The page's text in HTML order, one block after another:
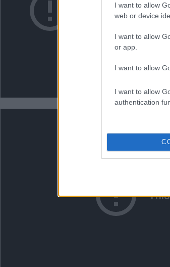
I want to allow
web or device
I want to allow
or app.
I want to allow
I want to allow
authentication